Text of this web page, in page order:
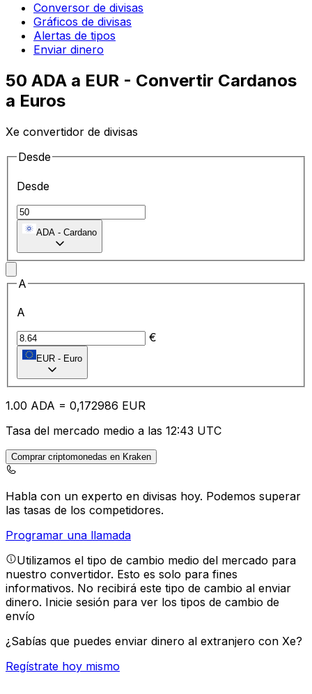
Conversor de divisas
Gráficos de divisas
Alertas de tipos
Enviar dinero
50 ADA a EUR - Convertir Cardanos
a Euros
Xe convertidor de divisas
Desde
Desde
ADA - Cardano
A
A
€
EUR - Euro
1.00 ADA = 0,172986 EUR
Tasa del mercado medio a las 12:43 UTC
Comprar criptomonedas en Kraken
Habla con un experto en divisas hoy. Podemos superar
las tasas de los competidores.
Programar una llamada
Utilizamos el tipo de cambio medio del mercado para
nuestro convertidor. Esto es solo para fines
informativos. No recibirá este tipo de cambio al enviar
dinero. Inicie sesión para ver los tipos de cambio de
envío
¿Sabías que puedes enviar dinero al extranjero con Xe?
Regístrate hoy mismo